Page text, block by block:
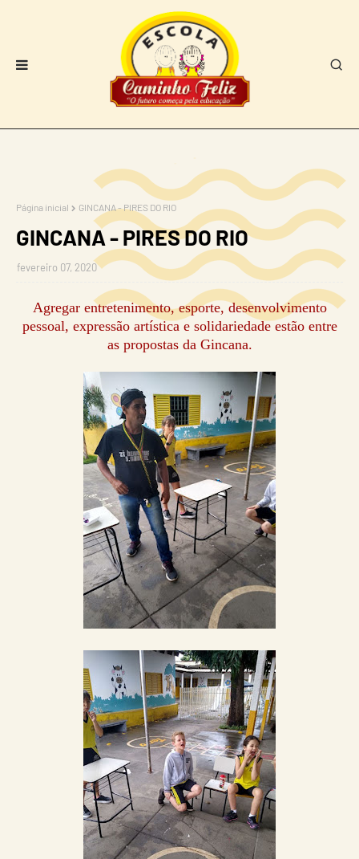
Página inicial GINCANA - PIRES DO RIO
GINCANA - PIRES DO RIO
fevereiro 07, 2020
Agregar entretenimento, esporte, desenvolvimento
pessoal, expressão artística e solidariedade estão entre
as propostas da Gincana.